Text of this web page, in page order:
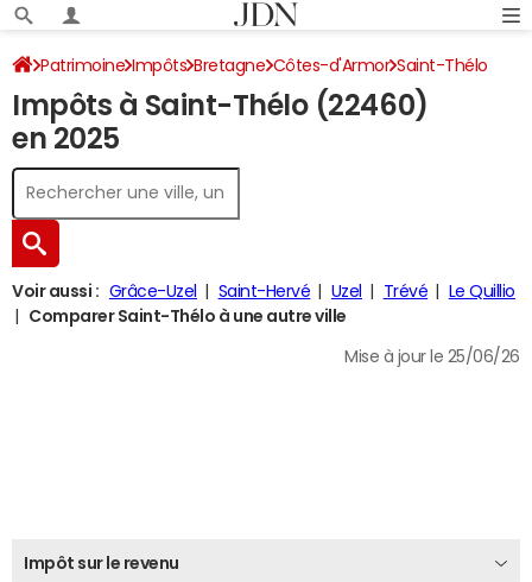
Patrimoine Impôts Bretagne Côtes-d'Armor Saint-Thélo
Impôt sur le revenu
Impôts à Saint-Thélo (22460)
en 2025
Voir aussi : Grâce-Uzel Saint-Hervé Uzel Trévé
Le Quillio
Comparer Saint-Thélo à une autre ville
Mise à jour le 25/06/26
Impôt sur le revenu